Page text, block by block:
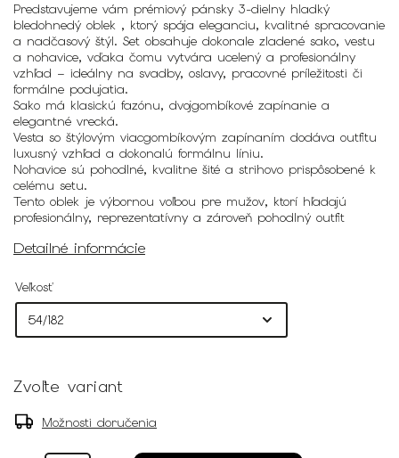
Predstavujeme vám prémiový pánsky 3-dielny hladký
bledohnedý oblek , ktorý spája eleganciu, kvalitné spracovanie
a nadčasový štýl. Set obsahuje dokonale zladené sako, vestu
a nohavice, vďaka čomu vytvára ucelený a profesionálny
vzhľad – ideálny na svadby, oslavy, pracovné príležitosti či
formálne podujatia.
Sako má klasickú fazónu, dvojgombíkové zapínanie a
elegantné vrecká.
Vesta so štýlovým viacgombíkovým zapínaním dodáva outfitu
luxusný vzhľad a dokonalú formálnu líniu.
Nohavice sú pohodlné, kvalitne šité a strihovo prispôsobené k
celému setu.
Tento oblek je výbornou voľbou pre mužov, ktorí hľadajú
profesionálny, reprezentatívny a zároveň pohodlný outfit
Detailné informácie
Veľkosť
Zvoľte variant
Možnosti doručenia